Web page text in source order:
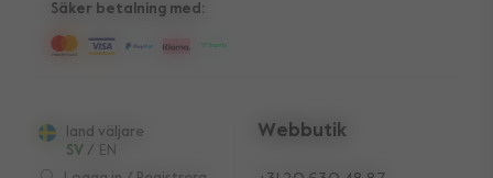
land väljare
EN
/
SV
Webbutik
Säker betalning med: